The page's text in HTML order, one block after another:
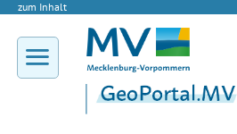
zum Inhalt